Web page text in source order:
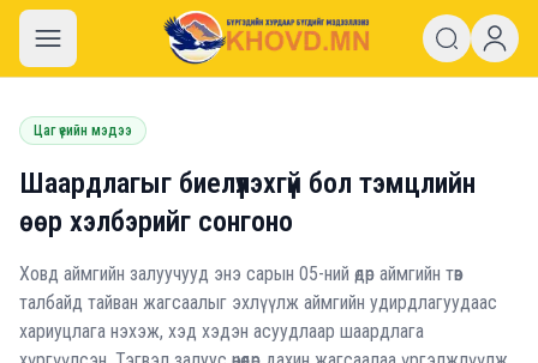
khovd.mn
Цаг үеийн мэдээ
Шаардлагыг биелүүлэхгүй бол тэмцлийн
өөр хэлбэрийг сонгоно
Ховд аймгийн залуучууд энэ сарын 05-ний өдөр аймгийн төв
талбайд тайван жагсаалыг эхлүүлж аймгийн удирдлагуудаас
хариуцлага нэхэж, хэд хэдэн асуудлаар шаардлага